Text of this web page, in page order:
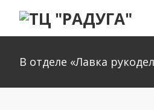
В отделе «Лавка